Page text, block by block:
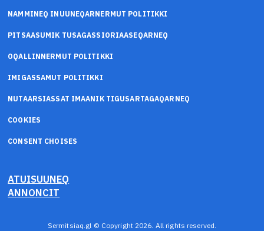
NAMMINEQ INUUNEQARNERMUT POLITIKKI
PITSAASUMIK TUSAGASSIORIAASEQARNEQ
OQALLINNERMUT POLITIKKI
IMIGASSAMUT POLITIKKI
NUTAARSIASSAT IMAANIK TIGUSARTAGAQARNEQ
COOKIES
CONSENT CHOISES
ATUISUUNEQ
ANNONCIT
Sermitsiaq.gl © Copyright 2026. All rights reserved.